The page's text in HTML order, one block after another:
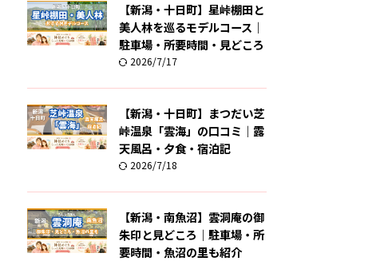
【新潟・十日町】星峠棚田と
美人林を巡るモデルコース｜
駐車場・所要時間・見どころ
2026/7/17
【新潟・十日町】まつだい芝
峠温泉「雲海」の口コミ｜露
天風呂・夕食・宿泊記
2026/7/18
【新潟・南魚沼】雲洞庵の御
朱印と見どころ｜駐車場・所
要時間・魚沼の里も紹介